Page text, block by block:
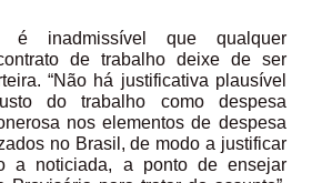
é inadmissível que qualquer
de trabalho deixe de ser
“Não há justificativa plausível
do trabalho como despesa
nos elementos de despesa
no Brasil, de modo a justificar
a noticiada, a ponto de ensejar